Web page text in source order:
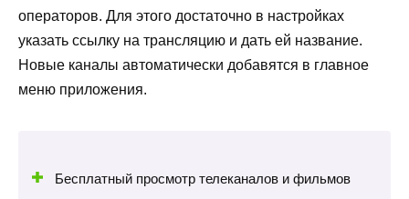
операторов. Для этого достаточно в настройках
указать ссылку на трансляцию и дать ей название.
Новые каналы автоматически добавятся в главное
меню приложения.
Бесплатный просмотр телеканалов и фильмов